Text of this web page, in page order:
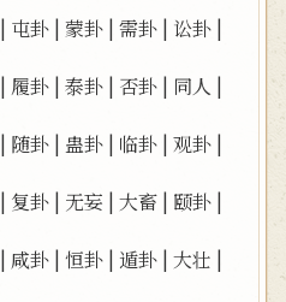
| 屯卦 |蒙卦 |需卦 | 讼卦 |
| 履卦 |泰卦 | 否卦 | 同人 |
| 随卦 | 蛊卦 | 临卦 |观卦 |
| 复卦 | 无妄 |大畜 | 颐卦 |
| 咸卦 |恒卦 |遁卦 |大壮 |